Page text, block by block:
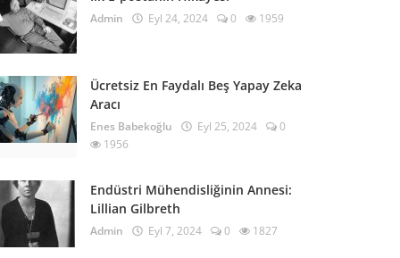
Admin Eyl 24, 2024 0 1959
Ücretsiz En Faydalı Beş Yapay Zeka
Aracı
Enes Babekoğlu Eyl 25, 2024
0
1956
Endüstri Mühendisliğinin Annesi:
Lillian Gilbreth
Admin Eyl 7, 2024 0 1827